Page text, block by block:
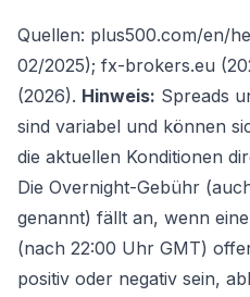
Quellen: plus500.com/en/
02/2025); fx-brokers.eu
(2026). Hinweis: Spreads
sind variabel und können
die aktuellen Konditionen
Die Overnight-Gebühr
genannt) fällt an, wenn
(nach 22:00 Uhr GMT)
positiv oder negativ sein,